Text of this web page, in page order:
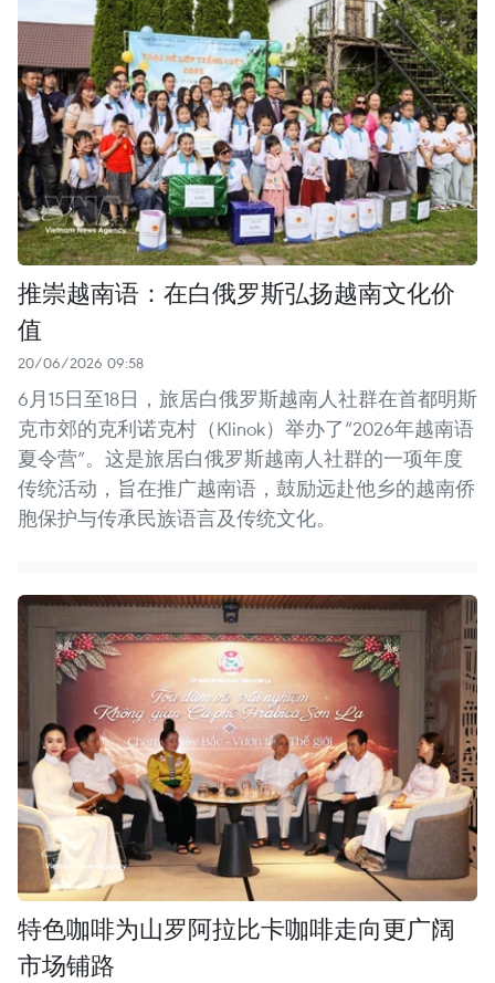
推崇越南语：在白俄罗斯弘扬越南文化价
值
20/06/2026 09:58
6月15日至18日，旅居白俄罗斯越南人社群在首都明斯
克市郊的克利诺克村（Klinok）举办了“2026年越南语
夏令营”。这是旅居白俄罗斯越南人社群的一项年度
传统活动，旨在推广越南语，鼓励远赴他乡的越南侨
胞保护与传承民族语言及传统文化。
特色咖啡为山罗阿拉比卡咖啡走向更广阔
市场铺路